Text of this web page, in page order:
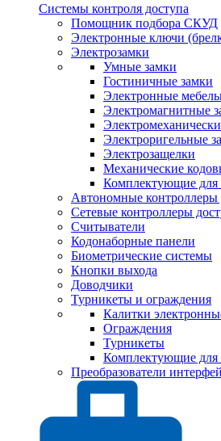
Системы контроля доступа
Помощник подбора СКУД
Электронные ключи
Электрозамки
Умные замки
Гостиничные замки
Электронные
Электромагнитные
Электроригельные
Электрозащелки
Механические
Комплектующие для
Автономные контроллеры
Сетевые контроллеры
Считыватели
Кодонаборные панели
Биометрические системы
Кнопки выхода
Доводчики
Турникеты и ограждения
Калитки
Ограждения
Турникеты
Комплектующие для
Преобразователи